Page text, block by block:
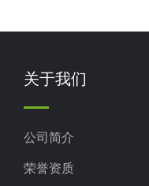
关于我们
公司简介
荣誉资质